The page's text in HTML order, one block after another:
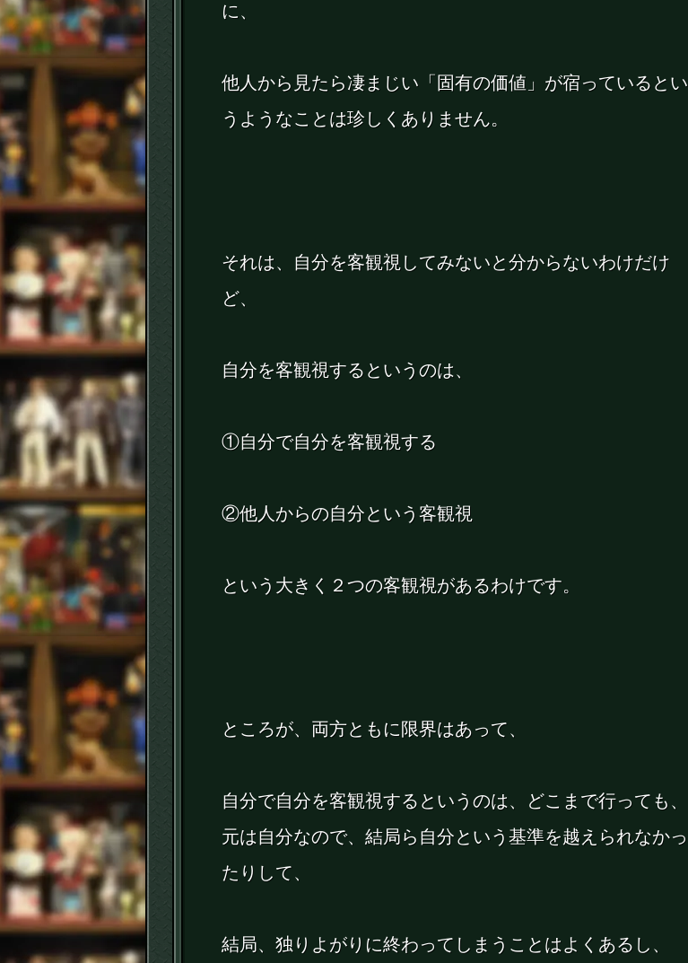
に、
他人から見たら凄まじい「固有の価値」が宿っているとい
うようなことは珍しくありません。
それは、自分を客観視してみないと分からないわけだけ
ど、
自分を客観視するというのは、
①自分で自分を客観視する
②他人からの自分という客観視
という大きく２つの客観視があるわけです。
ところが、両方ともに限界はあって、
自分で自分を客観視するというのは、どこまで行っても、
元は自分なので、結局ら自分という基準を越えられなかっ
たりして、
結局、独りよがりに終わってしまうことはよくあるし、